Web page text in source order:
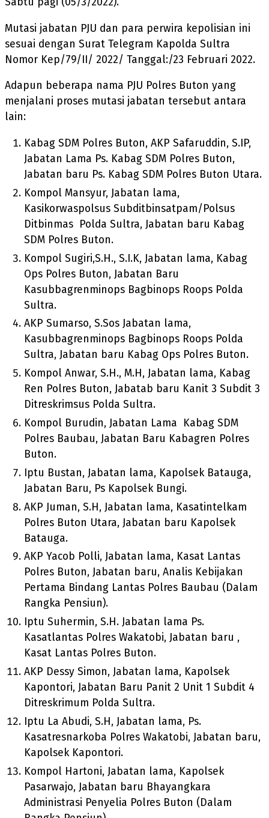
Mutasi jabatan PJU dan para perwira kepolisian ini
sesuai dengan Surat Telegram Kapolda Sultra
Nomor Kep/79/II/ 2022/ Tanggal:/23 Februari 2022.
Adapun beberapa nama PJU Polres Buton yang
menjalani proses mutasi jabatan tersebut antara
lain:
Kabag SDM Polres Buton, AKP Safaruddin, S.IP,
Jabatan Lama Ps. Kabag SDM Polres Buton,
Jabatan baru Ps. Kabag SDM Polres Buton Utara.
Kompol Mansyur, Jabatan lama,
Kasikorwaspolsus Subditbinsatpam/Polsus
Ditbinmas Polda Sultra, Jabatan baru Kabag
SDM Polres Buton.
Kompol Sugiri,S.H., S.I.K, Jabatan lama, Kabag
Ops Polres Buton, Jabatan Baru
Kasubbagrenminops Bagbinops Roops Polda
Sultra.
AKP Sumarso, S.Sos Jabatan lama,
Kasubbagrenminops Bagbinops Roops Polda
Sultra, Jabatan baru Kabag Ops Polres Buton.
Kompol Anwar, S.H., M.H, Jabatan lama, Kabag
Ren Polres Buton, Jabatab baru Kanit 3 Subdit 3
Ditreskrimsus Polda Sultra.
Kompol Burudin, Jabatan Lama Kabag SDM
Polres Baubau, Jabatan Baru Kabagren Polres
Buton.
Iptu Bustan, Jabatan lama, Kapolsek Batauga,
Jabatan Baru, Ps Kapolsek Bungi.
AKP Juman, S.H, Jabatan lama, Kasatintelkam
Polres Buton Utara, Jabatan baru Kapolsek
Batauga.
AKP Yacob Polli, Jabatan lama, Kasat Lantas
Polres Buton, Jabatan baru, Analis Kebijakan
Pertama Bindang Lantas Polres Baubau (Dalam
Rangka Pensiun).
Iptu Suhermin, S.H. Jabatan lama Ps.
Kasatlantas Polres Wakatobi, Jabatan baru ,
Kasat Lantas Polres Buton.
AKP Dessy Simon, Jabatan lama, Kapolsek
Kapontori, Jabatan Baru Panit 2 Unit 1 Subdit 4
Ditreskrimum Polda Sultra.
Iptu La Abudi, S.H, Jabatan lama, Ps.
Kasatresnarkoba Polres Wakatobi, Jabatan baru,
Kapolsek Kapontori.
Kompol Hartoni, Jabatan lama, Kapolsek
Pasarwajo, Jabatan baru Bhayangkara
Administrasi Penyelia Polres Buton (Dalam